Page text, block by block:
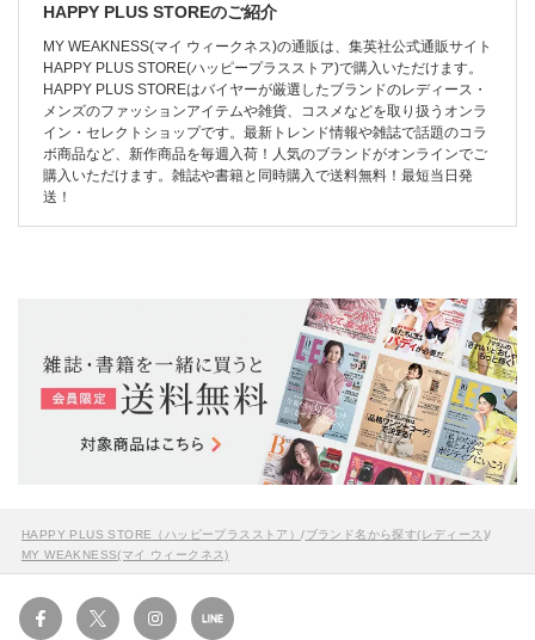
HAPPY PLUS STOREのご紹介
MY WEAKNESS(マイ ウィークネス)の通販は、集英社公式通販サイト
HAPPY PLUS STORE(ハッピープラスストア)で購入いただけます。
HAPPY PLUS STOREはバイヤーが厳選したブランドのレディース・
メンズのファッションアイテムや雑貨、コスメなどを取り扱うオンラ
イン・セレクトショップです。最新トレンド情報や雑誌で話題のコラ
ボ商品など、新作商品を毎週入荷！人気のブランドがオンラインでご
購入いただけます。雑誌や書籍と同時購入で送料無料！最短当日発
送！
HAPPY PLUS STORE（ハッピープラスストア）/ブランド名から探す(レディース)/
MY WEAKNESS(マイ ウィークネス)